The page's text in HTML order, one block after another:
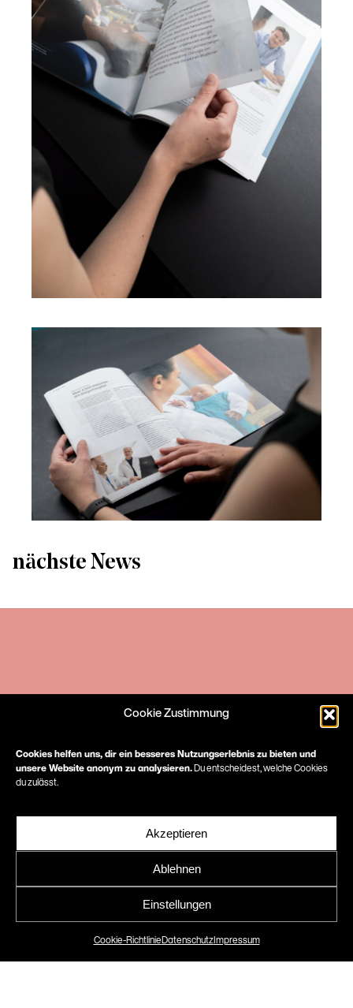
Cookie Zustimmung
Cookies helfen uns, dir ein besseres Nutzungserlebnis zu bieten und
unsere Website anonym zu analysieren. Du entscheidest, welche Cookies
du zulässt.
Akzeptieren
Ablehnen
Einstellungen
Cookie-RichtlinieDatenschutzImpressum
nächste News
Internship Design
(m/w/d)